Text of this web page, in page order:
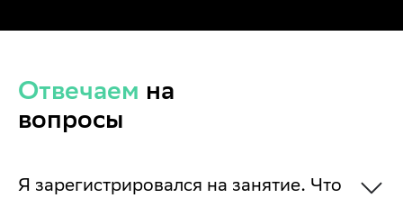
Отвечаем на
вопросы
Я зарегистрировался на занятие. Что